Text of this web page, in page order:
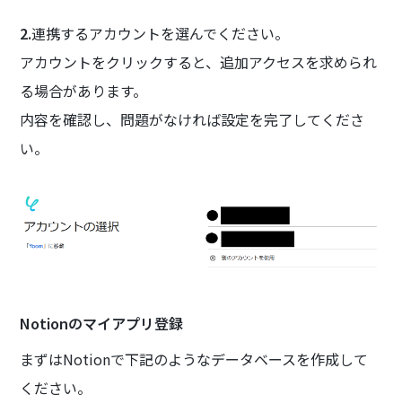
2.連携するアカウントを選んでください。
アカウントをクリックすると、追加アクセスを求められ
る場合があります。
内容を確認し、問題がなければ設定を完了してくださ
い。
Notionのマイアプリ登録
まずはNotionで下記のようなデータベースを作成して
ください。